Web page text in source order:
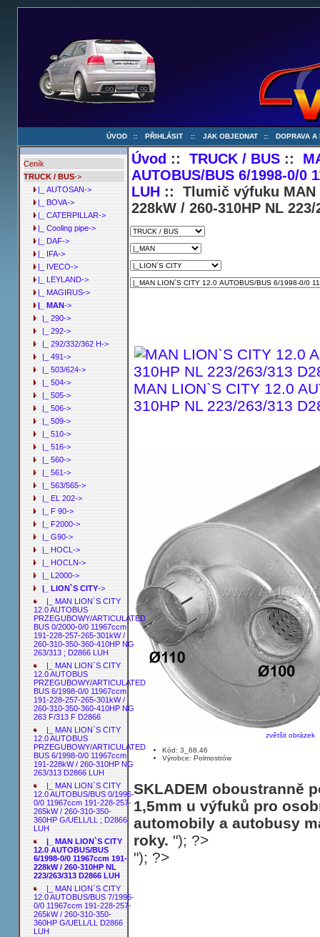
ÚVOD :: PŘIHLÁSIT :: JAK OBJEDNAT :: DOPRAVA A
Ceník
TRUCK / BUS->
|_ AUTOSAN->
|_ BOVA->
|_ CATERPILLAR->
|_ Cooling pipe->
|_ DAF->
|_ IFA->
|_ IVECO->
|_ LEYLAND->
|_ MAGIRUS->
|_ MAN->
|_ 290->
|_ 292->
|_ 292/332/362 H->
|_ 491->
|_ 503/624->
|_ 504->
|_ 505->
|_ 506->
|_ 509->
|_ 510->
|_ 516->
|_ 560->
|_ 561->
|_ 563/565->
|_ EL 202->
|_ F 90->
|_ F2000->
|_ G90->
|_ HOCL->
|_ HOCLN->
|_ L2000->
|_ LION`S CITY->
|_ MAN LION`S CITY
12.0 AUTOBUS
PRZEGUBOWY/ARTICULATED
BUS 0/2000-0/0 11967ccm
191-228-257-265-301kW /
260-310-350-360-410HP NG
263/313 ; D2866 LUH
|_ MAN LION`S CITY
12.0 AUTOBUS
PRZEGUBOWY/ARTICULATED
BUS 6/1998-0/0 11967ccm
191-228-257-265-301kW /
260-310-350-360-410HP NG
263 F/313 F D2866
|_ MAN LION`S CITY
12.0 AUTOBUS
PRZEGUBOWY/ARTICULATED
BUS 6/1998-0/0 11967ccm
191-228kW / 260-310HP NG
263/313 D2866 LUH
|_ MAN LION`S CITY
12.0 AUTOBUS/BUS 0/1996-
0/0 11967ccm 191-228-257-
265kW / 260-310-350-
360HP G/UELL/LL ; D2866
LUH
|_ MAN LION`S CITY
12.0 AUTOBUS/BUS
6/1998-0/0 11967ccm 191-
228kW / 260-310HP NL
223/263/313 D2866 LUH
|_ MAN LION`S CITY
12.0 AUTOBUS/BUS 7/1996-
0/0 11967ccm 191-228-257-
265kW / 260-310-350-
360HP G/UELL/LL D2866
LUH
Úvod ::TRUCK / BUS ::
AUTOBUS/BUS 6/1998-0/0
LUH :: Tlumič výfuku MAN
228kW / 260-310HP NL
MAN LION`S CITY 12.0
310HP NL 223/263/313
zvětšit obrázek
Kód: 3_68.46
Výrobce: Polmostrów
SKLADEM oboustranně
1,5mm u výfuků pro
automobily a autobusy
roky. "); ?>
"); ?>